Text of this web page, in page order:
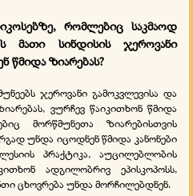
რომლებიც საკმაოდ
მათი სინდისის ჯეროვანი
წმიდა ზიარებას?
ჯეროვანი გამოკვლევისა და
ვურჩევ წაიკითხონ წმიდა
მორწმუნეთა ზიარებისთვის
უნდა იცოდნენ წმიდა კანონები
პრაქტიკა, აუცილებლობის
ადგილობრივ ეპისკოპოსს,
ცხოვრება უნდა მორჩილებდნენ.